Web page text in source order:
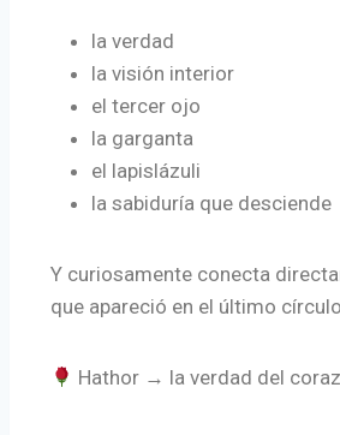
la verdad
la visión interior
el tercer ojo
la garganta
el lapislázuli
la sabiduría que desciende
Y curiosamente conecta
que apareció en el último
Hathor → la verdad del